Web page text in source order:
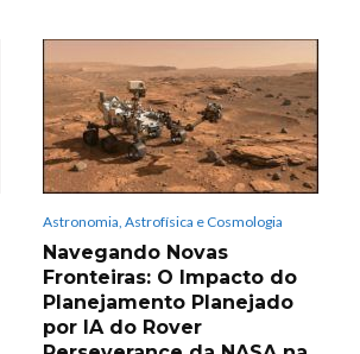
Astronomia, Astrofísica e Cosmologia
Navegando Novas
Fronteiras: O Impacto do
Planejamento Planejado
por IA do Rover